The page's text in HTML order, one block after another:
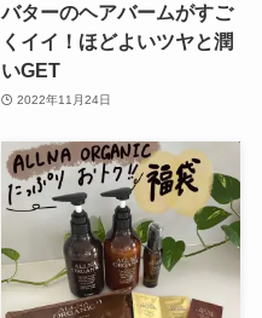
バターのヘアバームがすご
くイイ！ほどよいツヤと潤
いGET
2022年11月24日